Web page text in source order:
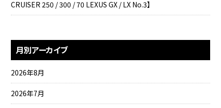
CRUISER 250 / 300 / 70 LEXUS GX / LX No.3】
月別アーカイブ
2026年8月
2026年7月